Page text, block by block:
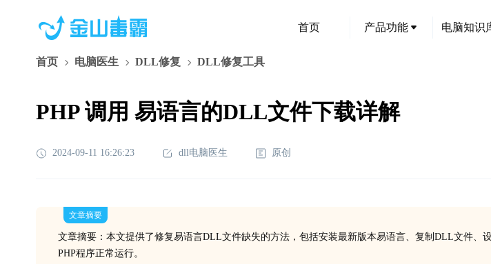
首页 产品功能 电脑知识
首页 电脑医生 DLL修复 DLL修复工具
PHP 调用 易语言的DLL文件下载详解
2024-09-11 16:26:23 dll电脑医生 原创
文章摘要
文章摘要：本文提供了修复易语言DLL文件缺失的方法，包括安装最新版本易语言、复制DLL文件、
PHP程序正常运行。